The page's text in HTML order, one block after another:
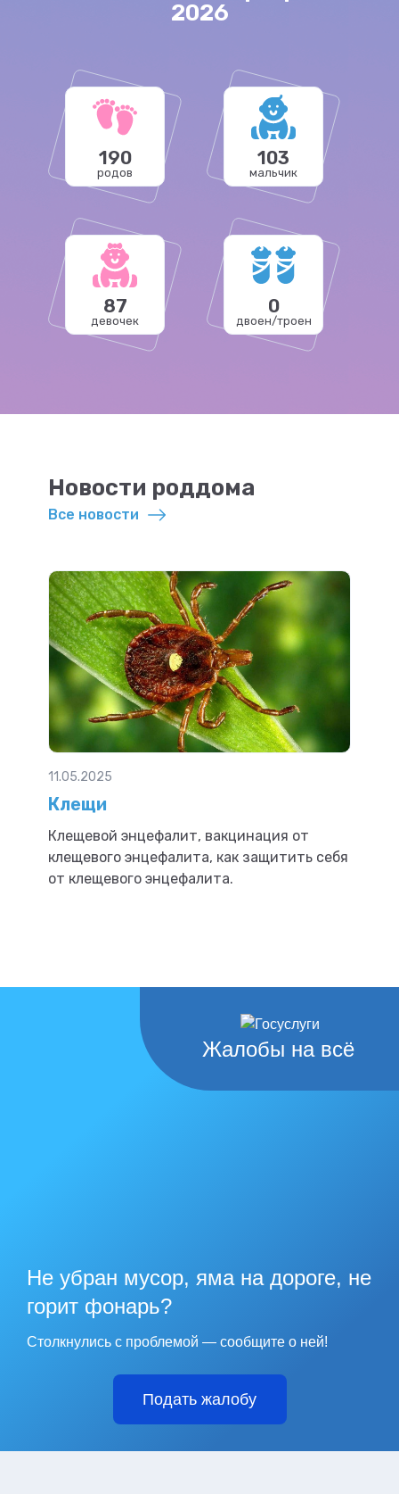
2026
190
родов
103
мальчик
87
девочек
0
двоен/троен
Новости роддома
Все новости
11.05.2025
Клещи
Клещевой энцефалит, вакцинация от
клещевого энцефалита, как защитить себя
от клещевого энцефалита.
Жалобы на всё
Не убран мусор, яма на дороге, не
горит фонарь?
Столкнулись с проблемой — сообщите о ней!
Подать жалобу